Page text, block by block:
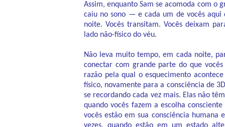
Assim, enquanto Sam se acomoda com o
caiu no sono — e cada um de vocês aqui
noite. Vocês transitam. Vocês deixam
lado não-físico do véu.
Não leva muito tempo, em cada noite,
conectar com grande parte do que
razão pela qual o esquecimento
físico, novamente para a consciência de
se recordando cada vez mais. Elas não
quando vocês fazem a escolha
vocês estão em sua consciência humana